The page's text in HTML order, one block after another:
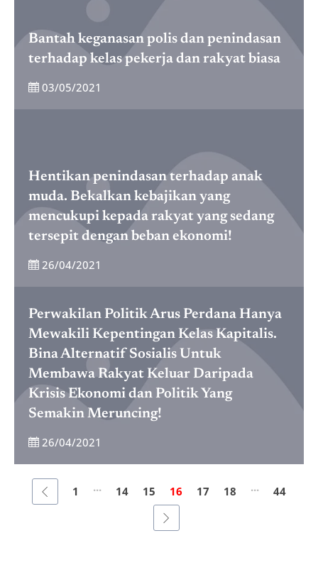
Bantah keganasan polis dan penindasan
terhadap kelas pekerja dan rakyat biasa
03/05/2021
Hentikan penindasan terhadap anak
muda. Bekalkan kebajikan yang
mencukupi kepada rakyat yang sedang
tersepit dengan beban ekonomi!
26/04/2021
Perwakilan Politik Arus Perdana Hanya
Mewakili Kepentingan Kelas Kapitalis.
Bina Alternatif Sosialis Untuk
Membawa Rakyat Keluar Daripada
Krisis Ekonomi dan Politik Yang
Semakin Meruncing!
26/04/2021
1 ... 14 15 16 17 18 ... 44